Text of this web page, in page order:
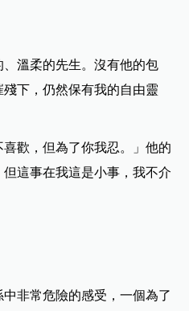
溫柔的先生。沒有他的包
下，仍然保有我的自由靈
歡，但為了你我忍。」他的
這事在我這是小事，我不介
非常危險的感受，一個為了